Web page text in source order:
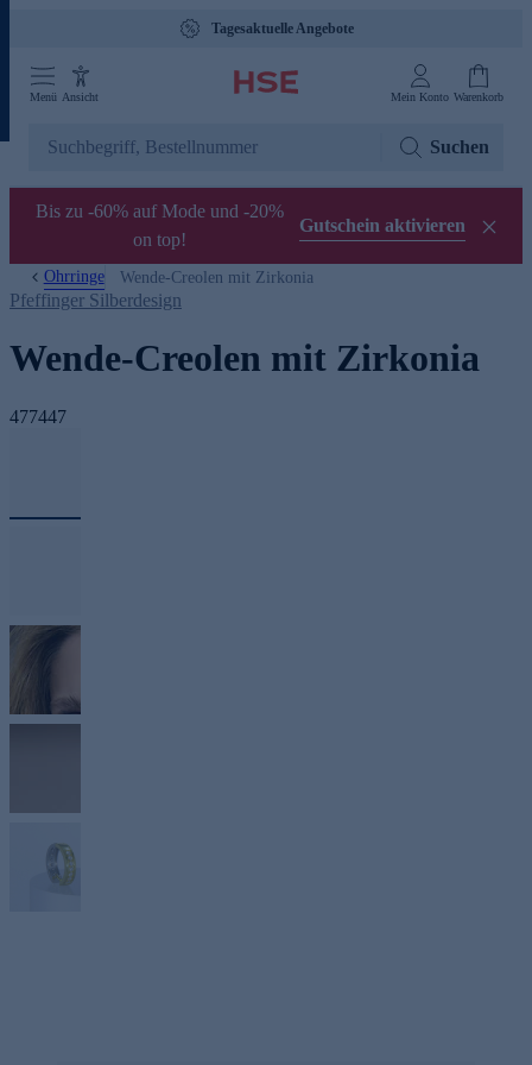
Tagesaktuelle Angebote
Menü Ansicht Mein Konto Warenkorb
Suchen
Bis zu -60% auf Mode und -20%
on top!
Gutschein aktivieren
Ohrringe Wende-Creolen mit Zirkonia
Pfeffinger Silberdesign
Wende-Creolen mit Zirkonia
477447